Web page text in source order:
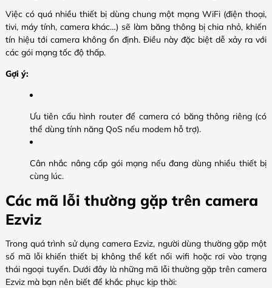
Việc có quá nhiều thiết bị dùng chung một mạng WiFi (điện thoại,
tivi, máy tính, camera khác…) sẽ làm băng thông bị chia nhỏ, khiến
tín hiệu tới camera không ổn định. Điều này đặc biệt dễ xảy ra với
các gói mạng tốc độ thấp.
Gợi ý:
Ưu tiên cấu hình router để camera có băng thông riêng (có
thể dùng tính năng QoS nếu modem hỗ trợ).
Cân nhắc nâng cấp gói mạng nếu đang dùng nhiều thiết bị
cùng lúc.
Các mã lỗi thường gặp trên camera
Ezviz
Trong quá trình sử dụng camera Ezviz, người dùng thường gặp một
số mã lỗi khiến thiết bị không thể kết nối wifi hoặc rơi vào trạng
thái ngoại tuyến. Dưới đây là những mã lỗi thường gặp trên camera
Ezviz mà bạn nên biết để khắc phục kịp thời: